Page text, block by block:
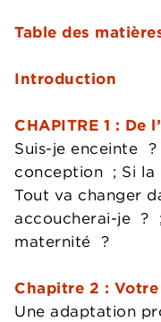
Table des
Introduction
CHAPITRE 1 : De
Suis-je enceinte
conception ; Si la
Tout va changer
accoucherai-je ?
maternité ?
Chapitre 2 :
Une adaptation